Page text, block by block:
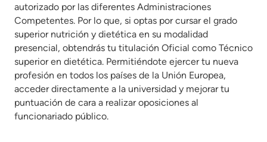
autorizado por las diferentes Administraciones
Competentes. Por lo que, si optas por cursar el grado
superior nutrición y dietética en su modalidad
presencial, obtendrás tu titulación Oficial como Técnico
superior en dietética. Permitiéndote ejercer tu nueva
profesión en todos los países de la Unión Europea,
acceder directamente a la universidad y mejorar tu
puntuación de cara a realizar oposiciones al
funcionariado público.